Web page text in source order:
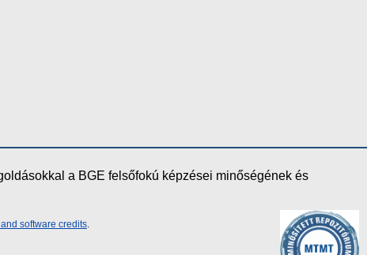
a BGE felsőfokú képzései minőségének és
software credits